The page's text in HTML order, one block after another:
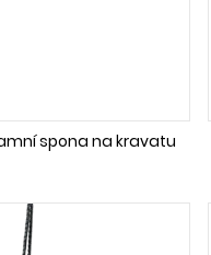
spona na kravatu